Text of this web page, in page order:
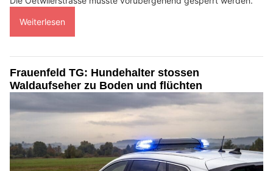
Weiterlesen
Frauenfeld TG: Hundehalter stossen
Waldaufseher zu Boden und flüchten